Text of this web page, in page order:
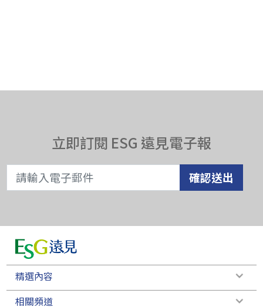
立即訂閱 ESG 遠見電子報
確認送出
精選內容
相關頻道